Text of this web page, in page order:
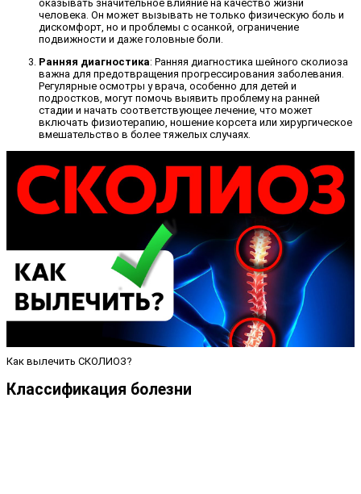
оказывать значительное влияние на качество жизни
человека. Он может вызывать не только физическую боль и
дискомфорт, но и проблемы с осанкой, ограничение
подвижности и даже головные боли.
Ранняя диагностика: Ранняя диагностика шейного сколиоза
важна для предотвращения прогрессирования заболевания.
Регулярные осмотры у врача, особенно для детей и
подростков, могут помочь выявить проблему на ранней
стадии и начать соответствующее лечение, что может
включать физиотерапию, ношение корсета или хирургическое
вмешательство в более тяжелых случаях.
Как вылечить СКОЛИОЗ?
Классификация болезни